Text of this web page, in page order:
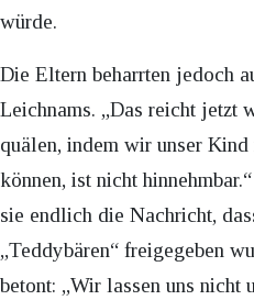
würde.
Die Eltern beharrten jedoch
Leichnams. „Das reicht jetzt
quälen, indem wir unser
können, ist nicht
sie endlich die Nachricht,
„Teddybären“ freigegeben
betont: „Wir lassen uns